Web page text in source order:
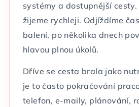
systémy a dostupnější cesty.
žijeme rychleji. Odjíždíme
balení, po několika dnech
hlavou plnou úkolů.
Dříve se cesta brala jako
je to často pokračování
telefon, e-maily, plánování,